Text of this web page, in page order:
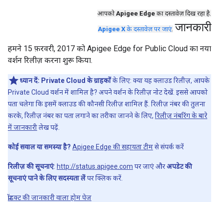
आपकोApigee Edge का दस्तावेज़ दिख रहा है.
Apigee X के दस्तावेज़ पर जाएं. जानकारी
हमने 15 फ़रवरी, 2017 को Apigee Edge for Public Cloud का नया
वर्शन रिलीज़ करना शुरू किया.
ध्यान दें: Private Cloud के ग्राहकोंके लिए: क्या यह क्लाउड रिलीज़, आपके
Private Cloud वर्शन में शामिल है? अपने वर्शन के रिलीज़ नोट देखें. इससे आपको
पता चलेगा कि इसमें क्लाउड की कौनसी रिलीज़ शामिल हैं. रिलीज़ नंबर की तुलना
करके, रिलीज़ नंबर का पता लगाने का तरीका जानने के लिए, रिलीज़ नंबरिंग के बारे
में जानकारीलेख पढ़ें.
कोई सवाल या समस्या है? Apigee Edge की सहायता टीमसे संपर्क करें
रिलीज़ की सूचनाएं: http://status.apigee.com पर जाएं औरअपडेट की
सूचनाएं पाने के लिए सदस्यता लेंपर क्लिक करें.
प्रॉडक्ट की जानकारी वाला होम पेज